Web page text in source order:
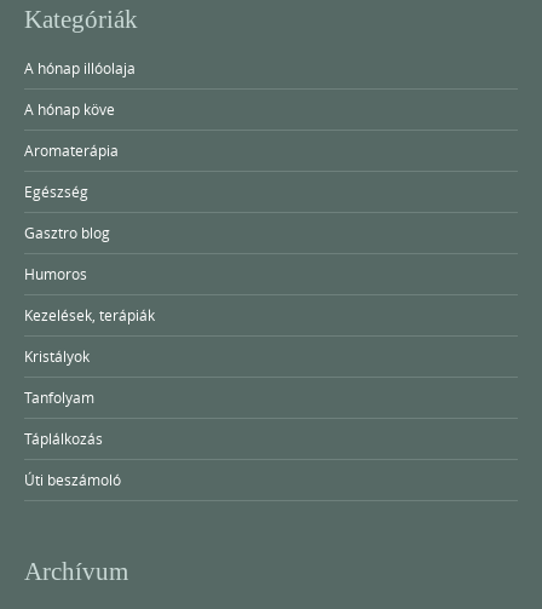
Kategóriák
A hónap illóolaja
A hónap köve
Aromaterápia
Egészség
Gasztro blog
Humoros
Kezelések, terápiák
Kristályok
Tanfolyam
Táplálkozás
Úti beszámoló
Archívum